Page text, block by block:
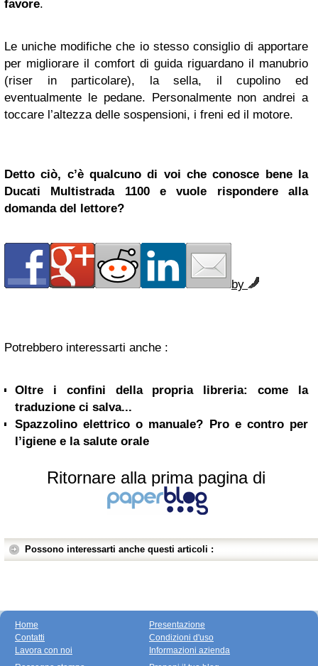
favore.
Le uniche modifiche che io stesso consiglio di apportare
per migliorare il comfort di guida riguardano il manubrio
(riser in particolare), la sella, il cupolino ed
eventualmente le pedane. Personalmente non andrei a
toccare l’altezza delle sospensioni, i freni ed il motore.
Detto ciò, c’è qualcuno di voi che conosce bene la
Ducati Multistrada 1100 e vuole rispondere alla
domanda del lettore?
by
Potrebbero interessarti anche :
Oltre i confini della propria libreria: come la
traduzione ci salva...
Spazzolino elettrico o manuale? Pro e contro per
l’igiene e la salute orale
Ritornare alla prima pagina di
Possono interessarti anche questi articoli :
Home
Contatti
Lavora con noi
Presentazione
Condizioni d'uso
Informazioni azienda